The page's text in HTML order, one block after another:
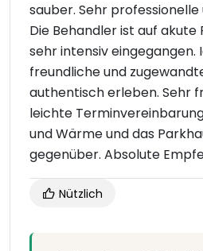
sauber. Sehr professionelle
Die Behandler ist auf
sehr intensiv eingegangen.
freundliche und
authentisch erleben. Sehr
leichte
und Wärme und das
gegenüber. Absolute
Nützlich